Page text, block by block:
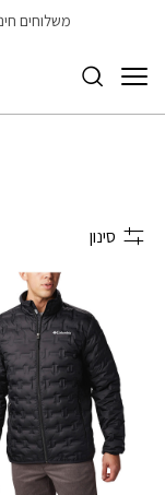
Skip to Contentמשלוחים חינם
סינון